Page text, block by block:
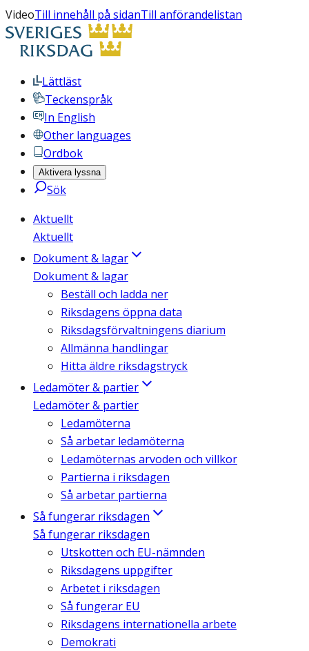
VideoTill innehåll på sidanTill anförandelistan
Lättläst
Teckenspråk
In English
Other languages
Ordbok
Aktivera lyssna
Sök
Aktuellt
Aktuellt
Dokument & lagar
Dokument & lagar
Beställ och ladda ner
Riksdagens öppna data
Riksdagsförvaltningens diarium
Allmänna handlingar
Hitta äldre riksdagstryck
Ledamöter & partier
Ledamöter & partier
Ledamöterna
Så arbetar ledamöterna
Ledamöternas arvoden och villkor
Partierna i riksdagen
Så arbetar partierna
Så fungerar riksdagen
Så fungerar riksdagen
Utskotten och EU-nämnden
Riksdagens uppgifter
Arbetet i riksdagen
Så fungerar EU
Riksdagens internationella arbete
Demokrati